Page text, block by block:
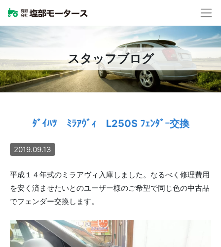
スタッフブログ
ﾀﾞｲﾊﾂ ﾐﾗｱｳﾞｨ L250S ﾌｪﾝﾀﾞｰ交換
2019.09.13
平成１４年式のミラアヴィ入庫しました。なるべく修理費用
を安く済ませたいとのユーザー様のご希望で同じ色の中古品
でフェンダー交換します。